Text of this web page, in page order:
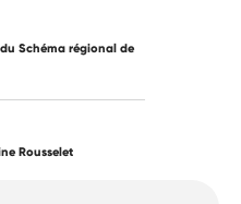
Schéma régional de
Rousselet